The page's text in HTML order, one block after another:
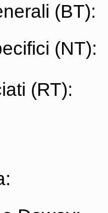
(BT):
(NT):
(RT):